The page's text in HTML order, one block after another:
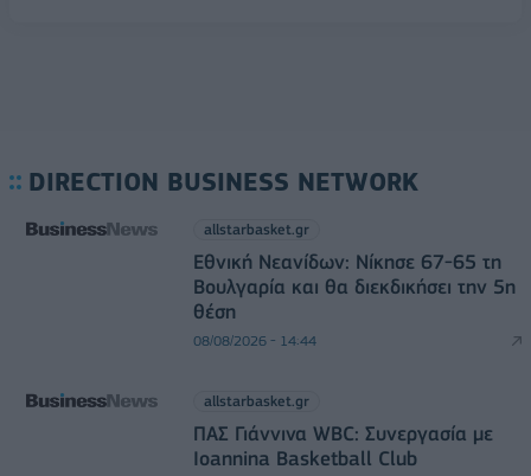
DIRECTION BUSINESS NETWORK
allstarbasket.gr
Εθνική Νεανίδων: Νίκησε 67-65 τη
Βουλγαρία και θα διεκδικήσει την 5η
θέση
08/08/2026 - 14:44
allstarbasket.gr
ΠΑΣ Γιάννινα WBC: Συνεργασία με
Ioannina Basketball Club